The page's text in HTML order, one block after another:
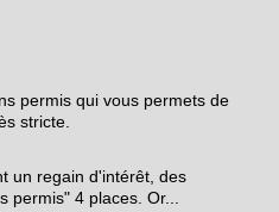
permis qui vous permets de
stricte.
un regain d'intérêt, des
4 places. Or...